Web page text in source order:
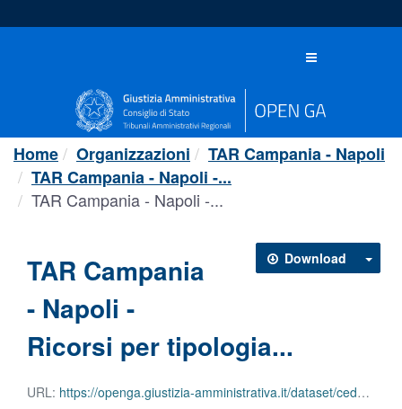
al
Toggle
Home Organizzazioni
TAR Campania - Napoli
TAR Campania - Napoli -...
TAR Campania - Napoli -...
Download
TAR Campania
- Napoli -
Ricorsi per tipologia...
URL: https://openga.giustizia-amministrativa.it/dataset/cedbe491-da61-49ee-afb9-6e4b2659de08/resource/dd06532b-99ca-4427-8b4a-b58f245f9642/download/tar-campania-napoli-ricorsi-per-tipologia-di-provvedimento-2025.csv